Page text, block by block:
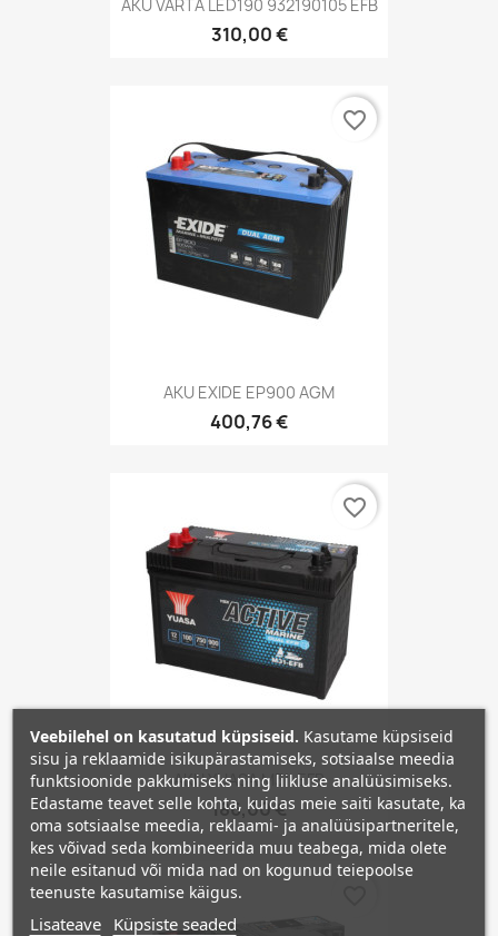
AKU VARTA LED190 932190105 EFB
310,00 €
AKU EXIDE EP900 AGM
400,76 €
favorite_border
AKU YUASA M31-EFB
186,00 €
favorite_border
Veebilehel on kasutatud küpsiseid. Kasutame küpsiseid
sisu ja reklaamide isikupärastamiseks, sotsiaalse meedia
funktsioonide pakkumiseks ning liikluse analüüsimiseks.
Edastame teavet selle kohta, kuidas meie saiti kasutate, ka
oma sotsiaalse meedia, reklaami- ja analüüsipartneritele,
kes võivad seda kombineerida muu teabega, mida olete
neile esitanud või mida nad on kogunud teiepoolse
teenuste kasutamise käigus.
Lisateave Küpsiste seaded